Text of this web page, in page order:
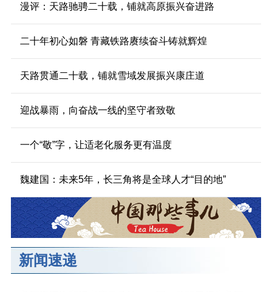
漫评：天路驰骋二十载，铺就高原振兴奋进路
二十年初心如磐 青藏铁路赓续奋斗铸就辉煌
天路贯通二十载，铺就雪域发展振兴康庄道
迎战暴雨，向奋战一线的坚守者致敬
一个“敬”字，让适老化服务更有温度
魏建国：未来5年，长三角将是全球人才“目的地”
新闻速递